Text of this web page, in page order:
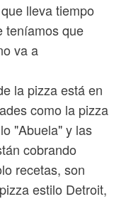
lleva tiempo
teníamos que
va a
la pizza está en
como la pizza
"Abuela" y las
cobrando
recetas, son
estilo Detroit,